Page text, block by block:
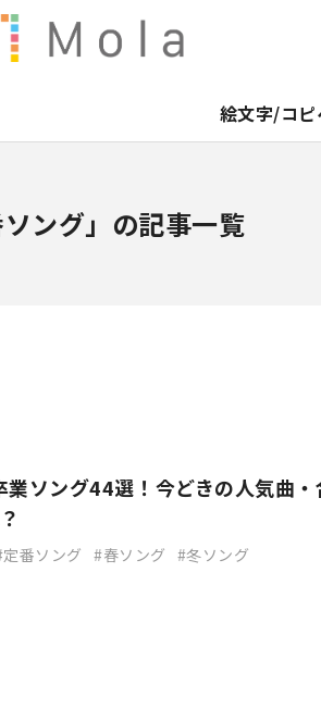
絵文字/コピ
ソング」の記事一覧
業ソング44選！今どきの人気曲
定番ソング 春ソング 冬ソング